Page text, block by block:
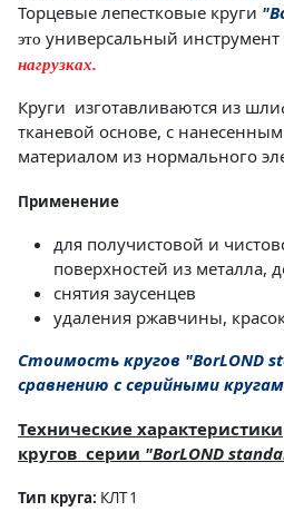
Головки шлифовальные
Абразивы на
Скачать каталог
Круги лепестковые
Фибровые диски
Коралловые
круги
Огнеупорные
Новости
Новости компании
Связаться с нами
Форма обратной связи
Часто задаваемые
Информация о размещении
изготовения, возврате
информации, и многое
Отзывы
Оставьте свой отзыв
Вакансии
Текущие вакансии, Анкета
Корпоративная
Бухгалтерская отчетность,
акционеров, Документы о
Торцевые лепестковые круги
это универсальный инструмент
нагрузках.
Круги изготавливаются из
тканевой основе, с
материалом из нормального
Применение
для получистовой и
поверхностей из металла,
снятия заусенцев
удаления ржавчины,
Стоимость кругов "ВоrLOND
сравнению с серийными
Технические характеристики
кругов серии "ВоrLOND
Тип круга: КЛТ 1